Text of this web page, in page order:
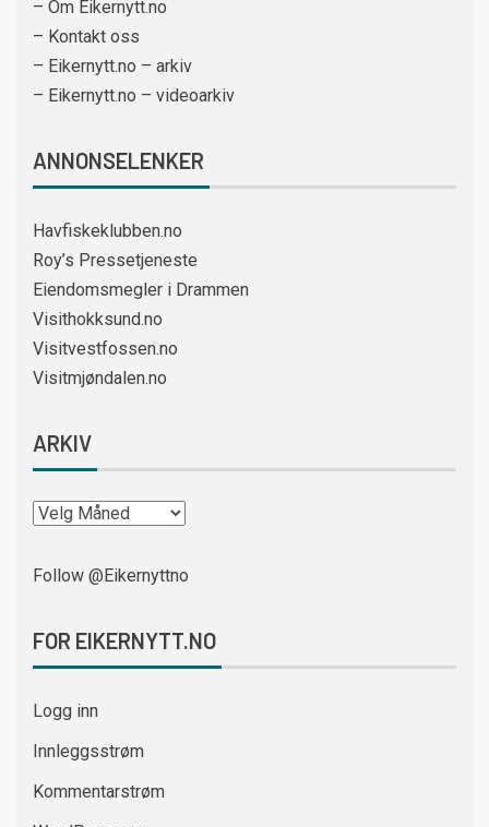
– Om Eikernytt.no
– Kontakt oss
– Eikernytt.no – arkiv
– Eikernytt.no – videoarkiv
ANNONSELENKER
Havfiskeklubben.no
Roy’s Pressetjeneste
Eiendomsmegler i Drammen
Visithokksund.no
Visitvestfossen.no
Visitmjøndalen.no
ARKIV
Follow @Eikernyttno
FOR EIKERNYTT.NO
Logg inn
Innleggsstrøm
Kommentarstrøm